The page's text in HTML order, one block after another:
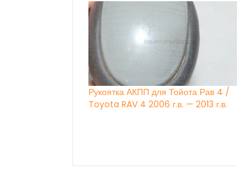
Рукоятка АКПП для Тойота Рав 4 /
Toyota RAV 4 2006 г.в. — 2013 г.в.